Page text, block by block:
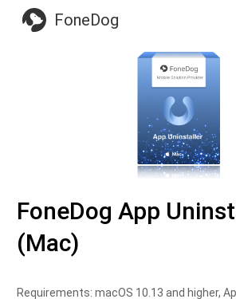
FoneDog
FoneDog App
(Mac)
Requirements: macOS 10.13 and higher,